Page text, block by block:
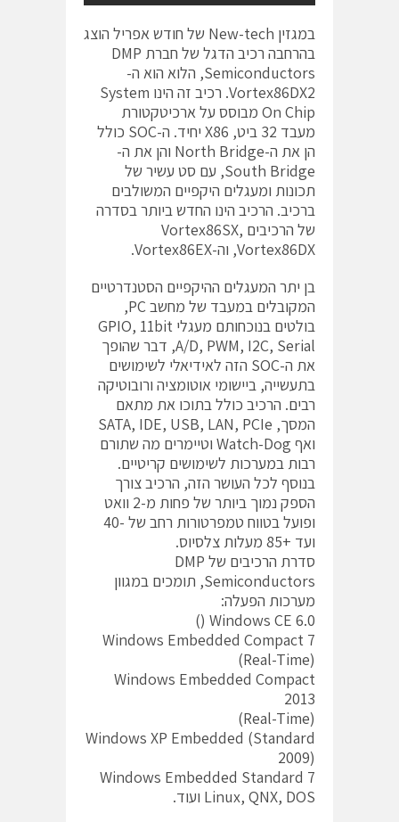
במגזין New-tech של חודש אפריל הוצג
בהרחבה רכיב הדגל של חברת DMP
Semiconductors, הלוא הוא ה-
Vortex86DX2. רכיב זה הינו System
On Chip מבוסס על ארכיטקטורת
מעבד 32 ביט, X86 יחיד. ה-SOC כולל
הן את ה-North Bridge והן את ה-
South Bridge, עם סט עשיר של
תכונות ומעגלים היקפיים המשולבים
ברכיב. הרכיב הינו החדש ביותר בסדרה
של הרכיבים Vortex86SX,
Vortex86DX, וה-Vortex86EX.
בן יתר המעגלים ההיקפיים הסטנדרטיים
המקובלים במעבד של מחשב PC,
בולטים בנוכחותם מעגלי GPIO, 11bit
A/D, PWM, I2C, Serial, דבר שהופך
את ה-SOC הזה לאידיאלי לשימושים
בתעשייה, ביישומי אוטומציה ורובוטיקה
רבים. הרכיב כולל בתוכו את מתאם
המסך, SATA, IDE, USB, LAN, PCIe
ואף Watch-Dog וטיימרים מה שתורם
רבות במערכות לשימושים קריטיים.
בנוסף לכל העושר הזה, הרכיב צורך
הספק נמוך ביותר של פחות מ-2 וואט
ופועל בטווח טמפרטורות רחב של -40
ועד +85 מעלות צלסיוס.
סדרת הרכיבים של DMP
Semiconductors, תומכים במגוון
מערכות הפעלה:
Windows CE 6.0 ()
Windows Embedded Compact 7
(Real-Time)
Windows Embedded Compact
2013
(Real-Time)
Windows XP Embedded (Standard
2009)
Windows Embedded Standard 7
Linux, QNX, DOS ועוד.